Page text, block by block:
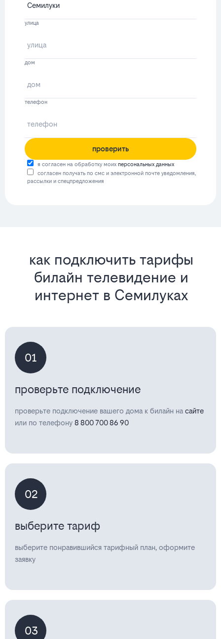
улица
дом
телефон
проверить
я согласен на обработку моих персональных данных
согласен получать по смс и электронной почте уведомления,
рассылки и спецпредложения
как подключить тарифы
билайн телевидение и
интернет в Семилуках
01
проверьте подключение
проверьте подключение вашего дома к билайн на сайте
или по телефону 8 800 700 86 90
02
выберите тариф
выберите понравившийся тарифный план, оформите
заявку
03